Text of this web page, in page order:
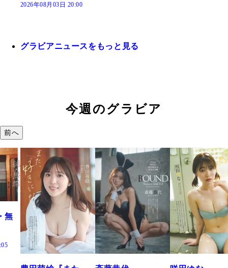
2026年08月03日 20:00
グラビアニュースをもっと見る
今週のグラビア
前へ